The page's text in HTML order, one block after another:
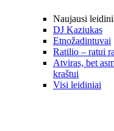
Naujausi
DJ Kaziukas
Etnožadintuvai
Ratilio – ratui
Atviras, bet
kraštui
Visi leidiniai